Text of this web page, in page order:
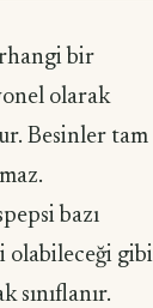
bir
olarak
Besinler tam
bazı
olabileceği gibi